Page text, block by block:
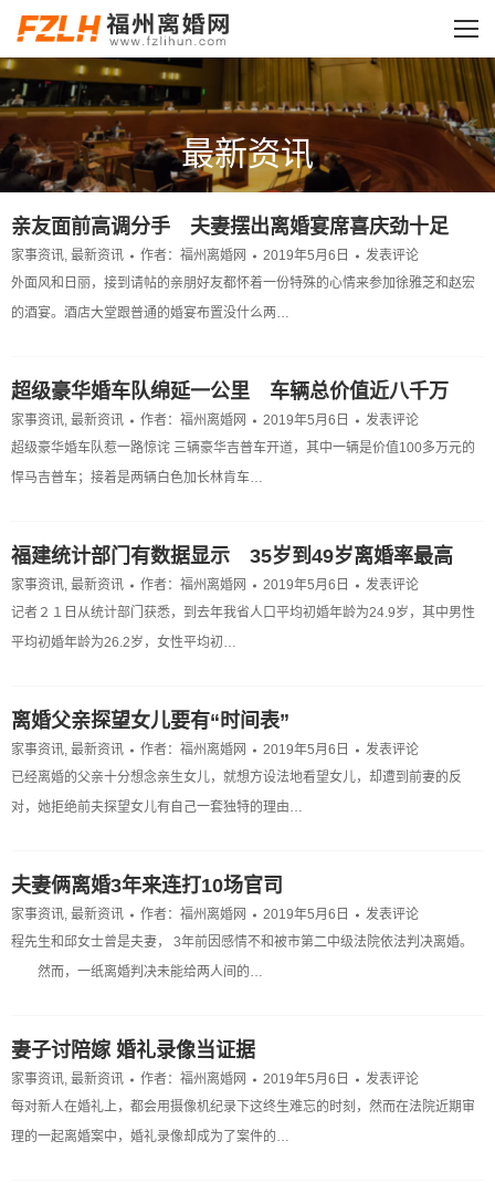
最新资讯
您的位置：
亲友面前高调分手 夫妻摆出离婚宴席喜庆劲十足
家事资讯, 最新资讯 作者： 福州离婚网 2019年5月6日
发表评论
外面风和日丽，接到请帖的亲朋好友都怀着一份特殊的心情来参加徐雅芝和赵宏
的酒宴。酒店大堂跟普通的婚宴布置没什么两…
超级豪华婚车队绵延一公里 车辆总价值近八千万
家事资讯, 最新资讯 作者： 福州离婚网 2019年5月6日
发表评论
超级豪华婚车队惹一路惊诧 三辆豪华吉普车开道，其中一辆是价值100多万元的
悍马吉普车；接着是两辆白色加长林肯车…
福建统计部门有数据显示 35岁到49岁离婚率最高
家事资讯, 最新资讯 作者： 福州离婚网 2019年5月6日
发表评论
记者２１日从统计部门获悉，到去年我省人口平均初婚年龄为24.9岁，其中男性
平均初婚年龄为26.2岁，女性平均初…
离婚父亲探望女儿要有“时间表”
家事资讯, 最新资讯 作者： 福州离婚网 2019年5月6日
发表评论
已经离婚的父亲十分想念亲生女儿，就想方设法地看望女儿，却遭到前妻的反
对，她拒绝前夫探望女儿有自己一套独特的理由…
夫妻俩离婚3年来连打10场官司
家事资讯, 最新资讯 作者： 福州离婚网 2019年5月6日
发表评论
程先生和邱女士曾是夫妻， 3年前因感情不和被市第二中级法院依法判决离婚。
然而，一纸离婚判决未能给两人间的…
妻子讨陪嫁 婚礼录像当证据
家事资讯, 最新资讯 作者： 福州离婚网 2019年5月6日
发表评论
每对新人在婚礼上，都会用摄像机纪录下这终生难忘的时刻，然而在法院近期审
理的一起离婚案中，婚礼录像却成为了案件的…